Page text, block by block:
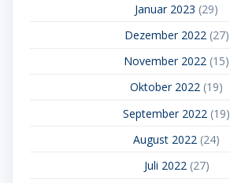
Januar 2023 (29)
Dezember 2022(27)
November 2022 (15)
Oktober 2022 (19)
September 2022 (19)
August 2022 (24)
Juli 2022(27)